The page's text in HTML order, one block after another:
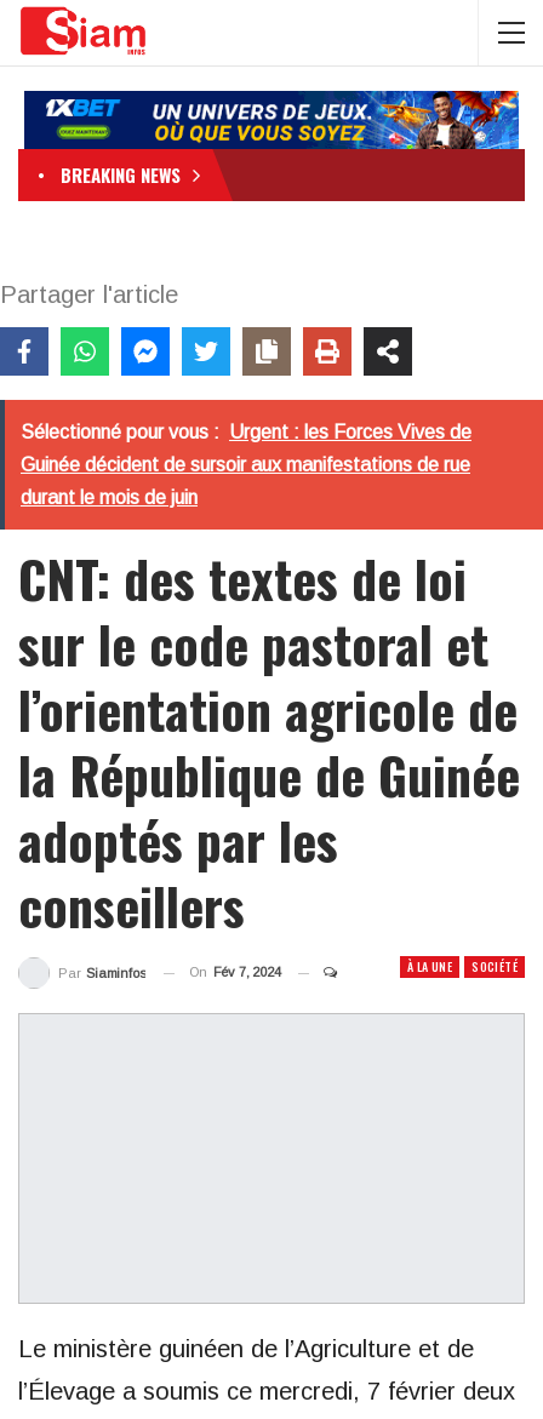
BREAKING NEWS
Partager l'article
Sélectionné pour vous : Urgent : les Forces Vives de
Guinée décident de sursoir aux manifestations de rue
durant le mois de juin
CNT: des textes de loi
sur le code pastoral et
l’orientation agricole de
la République de Guinée
adoptés par les
conseillers
À LA UNE SOCIÉTÉ
Par Siaminfos On Fév 7, 2024
Le ministère guinéen de l’Agriculture et de
l’Élevage a soumis ce mercredi, 7 février deux